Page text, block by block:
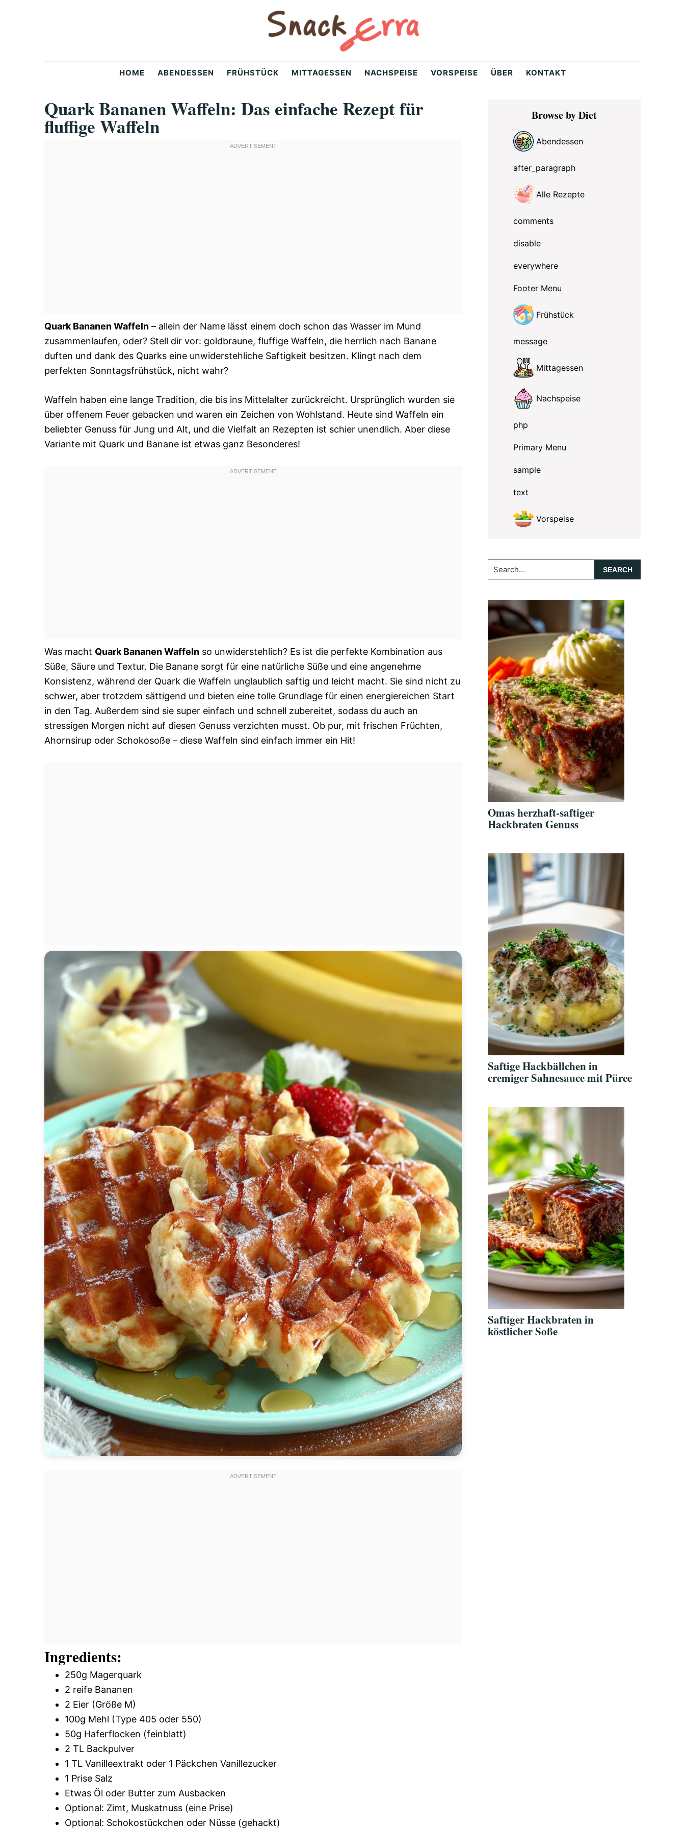
Snackerra
HOME ABENDESSEN FRÜHSTÜCK MITTAGESSEN NACHSPEISE VORSPEISE ÜBER KONTAKT
Quark Bananen Waffeln: Das einfache Rezept für
fluffige Waffeln
Quark Bananen Waffeln – allein der Name lässt einem doch schon das Wasser im Mund
zusammenlaufen, oder? Stell dir vor: goldbraune, fluffige Waffeln, die herrlich nach Banane
duften und dank des Quarks eine unwiderstehliche Saftigkeit besitzen. Klingt nach dem
perfekten Sonntagsfrühstück, nicht wahr?
Waffeln haben eine lange Tradition, die bis ins Mittelalter zurückreicht. Ursprünglich wurden sie
über offenem Feuer gebacken und waren ein Zeichen von Wohlstand. Heute sind Waffeln ein
beliebter Genuss für Jung und Alt, und die Vielfalt an Rezepten ist schier unendlich. Aber diese
Variante mit Quark und Banane ist etwas ganz Besonderes!
Was macht Quark Bananen Waffeln so unwiderstehlich? Es ist die perfekte Kombination aus
Süße, Säure und Textur. Die Banane sorgt für eine natürliche Süße und eine angenehme
Konsistenz, während der Quark die Waffeln unglaublich saftig und leicht macht. Sie sind nicht zu
schwer, aber trotzdem sättigend und bieten eine tolle Grundlage für einen energiereichen Start
in den Tag. Außerdem sind sie super einfach und schnell zubereitet, sodass du auch an
stressigen Morgen nicht auf diesen Genuss verzichten musst. Ob pur, mit frischen Früchten,
Ahornsirup oder Schokosoße – diese Waffeln sind einfach immer ein Hit!
Ingredients:
250g Magerquark
2 reife Bananen
2 Eier (Größe M)
100g Mehl (Type 405 oder 550)
50g Haferflocken (feinblatt)
2 TL Backpulver
1 TL Vanilleextrakt oder 1 Päckchen Vanillezucker
1 Prise Salz
Etwas Öl oder Butter zum Ausbacken
Optional: Zimt, Muskatnuss (eine Prise)
Optional: Schokostückchen oder Nüsse (gehackt)
Primary
SidebarBrowse by Diet
Abendessen
after_paragraph
Alle Rezepte
comments
disable
everywhere
Footer Menu
Frühstück
message
Mittagessen
Nachspeise
php
Primary Menu
sample
text
Vorspeise
Search...
Omas herzhaft-saftiger
Hackbraten Genuss
Saftige Hackbällchen in
cremiger Sahnesauce mit Püree
Saftiger Hackbraten in
köstlicher Soße